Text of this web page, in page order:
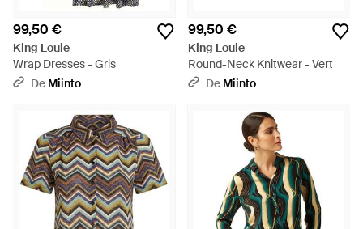
99,50 €
King Louie
Wrap Dresses - Gris
De Miinto
99,50 €
King Louie
Round-Neck Knitwear - Vert
De Miinto